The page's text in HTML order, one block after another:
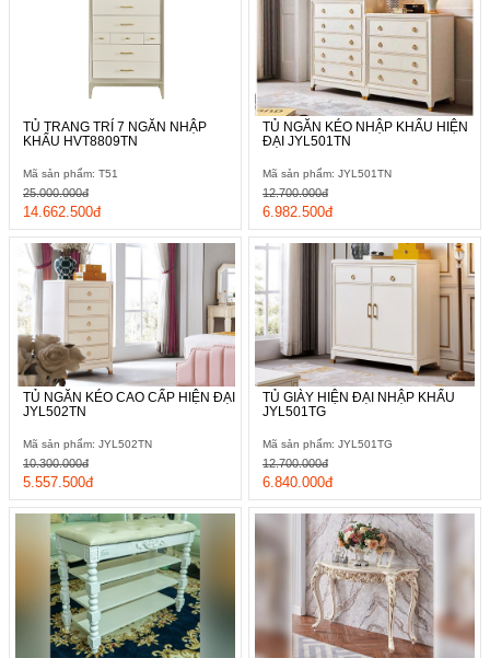
TỦ TRANG TRÍ 7 NGĂN NHẬP
KHẨU HVT8809TN
Mã sản phẩm: T51
14.662.500đ
25.000.000đ
TỦ NGĂN KÉO NHẬP KHẨU HIỆN
ĐẠI JYL501TN
Mã sản phẩm: JYL501TN
6.982.500đ
12.700.000đ
TỦ NGĂN KÉO CAO CẤP HIỆN ĐẠI
JYL502TN
Mã sản phẩm: JYL502TN
5.557.500đ
10.300.000đ
TỦ GIÀY HIỆN ĐẠI NHẬP KHẨU
JYL501TG
Mã sản phẩm: JYL501TG
6.840.000đ
12.700.000đ